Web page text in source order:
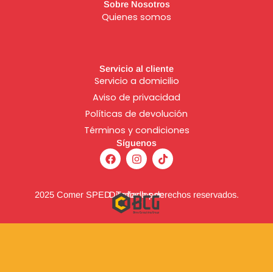
Sobre Nosotros
Quienes somos
Servicio al cliente
Servicio a domicilio
Aviso de privacidad
Políticas de devolución
Términos y condiciones
Síguenos
F
a
c
b
o
o
k
I
n
s
a
g
r
a
T
i
k
o
2025 Comer SPED. Todos los derechos reservados.
Diseñado por: